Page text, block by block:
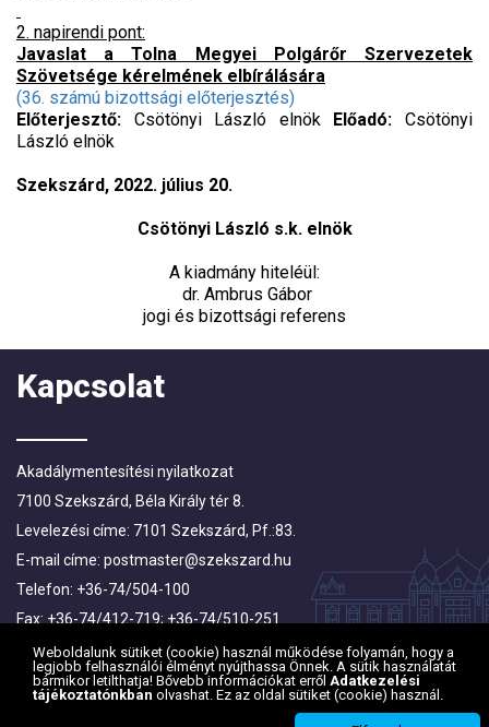
Weboldalunk sütiket (cookie) használ működése folyamán, hogy a
legjobb felhasználói élményt nyújthassa Önnek. A sütik használatát
bármikor letilthatja! Bővebb információkat erről Adatkezelési
tájékoztatónkban olvashat. Ez az oldal sütiket (cookie) használ.
2. napirendi pont:
Javaslat a Tolna Megyei Polgárőr Szervezetek
Szövetsége kérelmének elbírálására
(36. számú bizottsági előterjesztés)
Előterjesztő: Csötönyi László elnök Előadó: Csötönyi
László elnök
Szekszárd, 2022. július 20.
Csötönyi László s.k. elnök
A kiadmány hiteléül:
dr. Ambrus Gábor
jogi és bizottsági referens
Kapcsolat
Akadálymentesítési nyilatkozat
7100 Szekszárd, Béla Király tér 8.
Levelezési címe: 7101 Szekszárd, Pf.:83.
E-mail címe: postmaster@szekszard.hu
Telefon: +36-74/504-100
Fax: +36-74/412-719; +36-74/510-251